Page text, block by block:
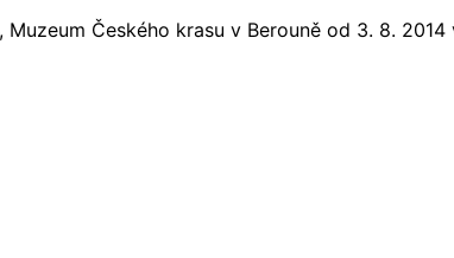
Českého krasu v Berouně od 3. 8. 2014